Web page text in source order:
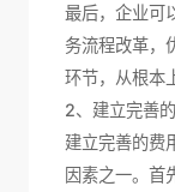
最后，企业可
务流程改革，
环节，从根本
2、建立完善
建立完善的费
因素之一。首